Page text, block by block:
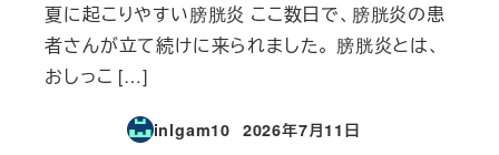
夏に起こりやすい膀胱炎 ここ数日で、膀胱炎の患
者さんが立て続けに来られました。 膀胱炎とは、
おしっこ […]
inlgam10
投稿日
2026年7月11日